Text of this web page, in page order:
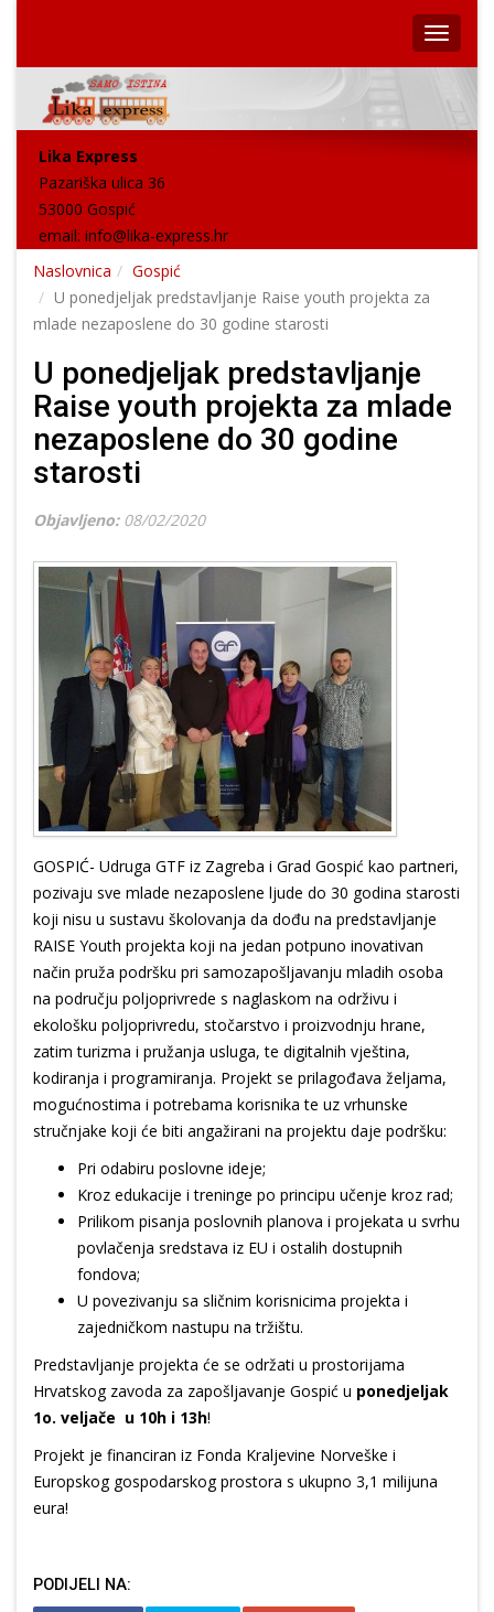
Lika Express
Pazariška ulica 36
53000 Gospić
email: info@lika-express.hr
Naslovnica
Gospić
U ponedjeljak predstavljanje Raise youth projekta za
mlade nezaposlene do 30 godine starosti
U ponedjeljak predstavljanje
Raise youth projekta za mlade
nezaposlene do 30 godine
starosti
Objavljeno: 08/02/2020
GOSPIĆ- Udruga GTF iz Zagreba i Grad Gospić kao partneri,
pozivaju sve mlade nezaposlene ljude do 30 godina starosti
koji nisu u sustavu školovanja da dođu na predstavljanje
RAISE Youth projekta koji na jedan potpuno inovativan
način pruža podršku pri samozapošljavanju mladih osoba
na području poljoprivrede s naglaskom na održivu i
ekološku poljoprivredu, stočarstvo i proizvodnju hrane,
zatim turizma i pružanja usluga, te digitalnih vještina,
kodiranja i programiranja. Projekt se prilagođava željama,
mogućnostima i potrebama korisnika te uz vrhunske
stručnjake koji će biti angažirani na projektu daje podršku:
Pri odabiru poslovne ideje;
Kroz edukacije i treninge po principu učenje kroz rad;
Prilikom pisanja poslovnih planova i projekata u svrhu
povlačenja sredstava iz EU i ostalih dostupnih
fondova;
U povezivanju sa sličnim korisnicima projekta i
zajedničkom nastupu na tržištu.
Predstavljanje projekta će se održati u prostorijama
Hrvatskog zavoda za zapošljavanje Gospić u ponedjeljak
1o. veljače u 10h i 13h!
Projekt je financiran iz Fonda Kraljevine Norveške i
Europskog gospodarskog prostora s ukupno 3,1 milijuna
eura!
PODIJELI NA: